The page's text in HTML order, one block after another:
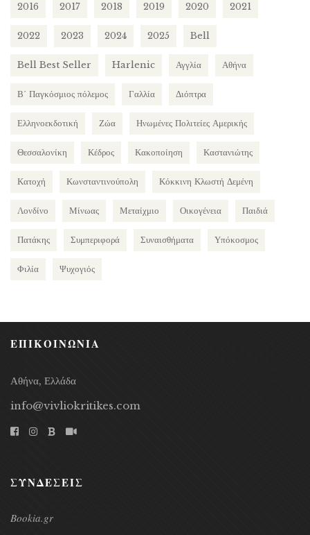
2016 2017 2018 2019 2020 2021
2022 2023 2024 2025 Bell
Bell Best Seller Harlenic Αγγλία Αθήνα
Β΄ Παγκόσμιος πόλεμος Γαλλία Διόπτρα
Ελληνοεκδοτική Ζώα Ηνωμένες Πολιτείες Αμερικής
Θεσσαλονίκη Κέδρος Κακοποίηση Καστανιώτης
Κατοχή Κωνσταντινούπολη Κόκκινη Κλωστή Δεμένη
Λονδίνο Μίνωας Μεταίχμιο Οικογένεια Παιδιά
Πατάκης Συμπεριφορά Συναισθήματα Υπόκοσμος
Φιλία Ψυχογιός
ΕΠΙΚΟΙΝΩΝΙΑ
Αθήνα, Ελλάδα
info@vivliokritikes.com
ΣΥΝΔΕΣΕΙΣ
Bookia.gr